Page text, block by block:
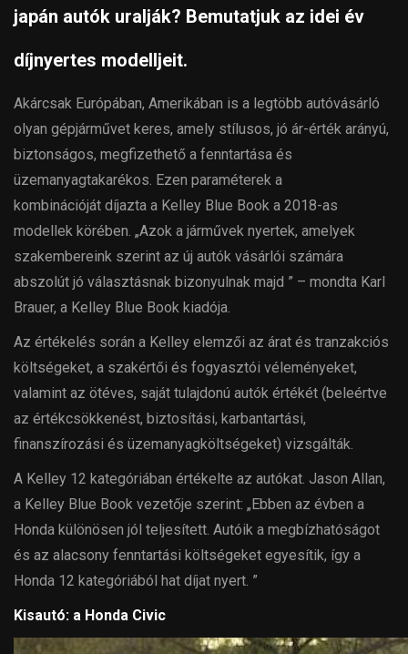
japán autók uralják? Bemutatjuk az idei év
díjnyertes modelljeit.
Akárcsak Európában, Amerikában is a legtöbb autóvásárló
olyan gépjárművet keres, amely stílusos, jó ár-érték arányú,
biztonságos, megfizethető a fenntartása és
üzemanyagtakarékos. Ezen paraméterek a
kombinációját díjazta a Kelley Blue Book a 2018-as
modellek körében. „Azok a járművek nyertek, amelyek
szakembereink szerint az új autók vásárlói számára
abszolút jó választásnak bizonyulnak majd ” – mondta Karl
Brauer, a Kelley Blue Book kiadója.
Az értékelés során a Kelley elemzői az árat és tranzakciós
költségeket, a szakértői és fogyasztói véleményeket,
valamint az ötéves, saját tulajdonú autók értékét (beleértve
az értékcsökkenést, biztosítási, karbantartási,
finanszírozási és üzemanyagköltségeket) vizsgálták.
A Kelley 12 kategóriában értékelte az autókat. Jason Allan,
a Kelley Blue Book vezetője szerint: „Ebben az évben a
Honda különösen jól teljesített. Autóik a megbízhatóságot
és az alacsony fenntartási költségeket egyesítik, így a
Honda 12 kategóriából hat díjat nyert. ”
Kisautó: a Honda Civic